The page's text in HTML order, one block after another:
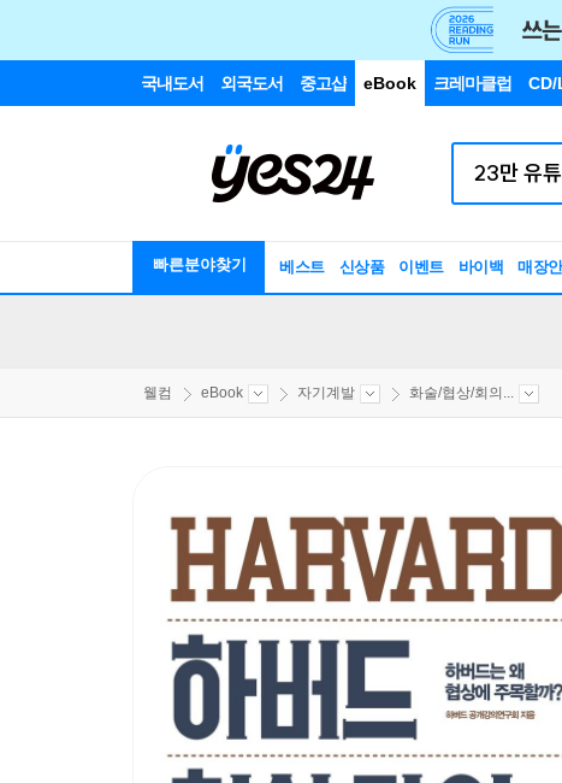
국내도서 외국도서 중고샵 eBook 크레마클럽 CD/
빠른분야찾기 베스트 신상품 이벤트 바이백 매장
웰컴 eBook 자기계발 화술/협상/회의...